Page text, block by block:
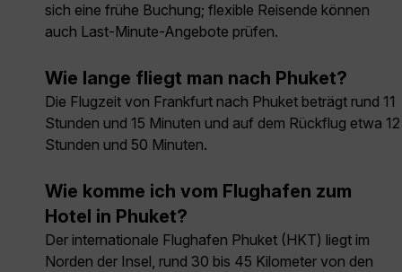
sich eine frühe Buchung; flexible Reisende können
auch Last-Minute-Angebote prüfen.
Wie lange fliegt man nach Phuket?
Die Flugzeit von Frankfurt nach Phuket beträgt rund 11
Stunden und 15 Minuten und auf dem Rückflug etwa 12
Stunden und 50 Minuten.
Wie komme ich vom Flughafen zum
Hotel in Phuket?
Der internationale Flughafen Phuket (HKT) liegt im
Norden der Insel, rund 30 bis 45 Kilometer von den